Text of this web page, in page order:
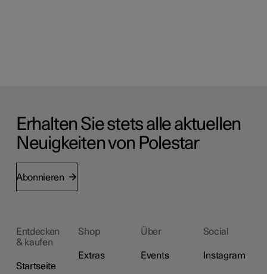
Erhalten Sie stets alle aktuellen
Neuigkeiten von Polestar
Abonnieren
Entdecken
& kaufen
Startseite
Shop
Extras
Über
Events
Social
Instagram